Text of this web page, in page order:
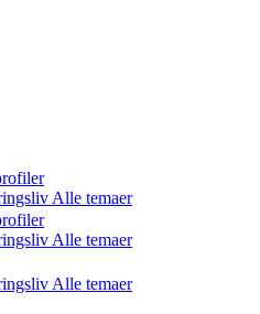
Alle temaer
Alle temaer
Alle temaer